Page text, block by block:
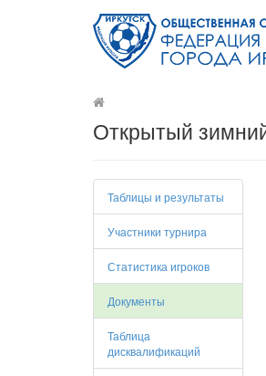
Открытый
Таблицы и результаты
Участники турнира
Статистика игроков
Документы
Таблица
дисквалификаций